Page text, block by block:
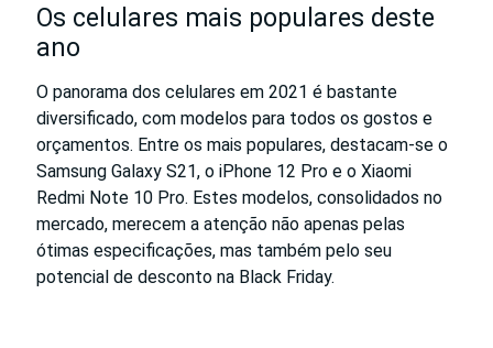
Os celulares mais populares deste
ano
O panorama dos celulares em 2021 é bastante
diversificado, com modelos para todos os gostos e
orçamentos. Entre os mais populares, destacam-se o
Samsung Galaxy S21, o iPhone 12 Pro e o Xiaomi
Redmi Note 10 Pro. Estes modelos, consolidados no
mercado, merecem a atenção não apenas pelas
ótimas especificações, mas também pelo seu
potencial de desconto na Black Friday.